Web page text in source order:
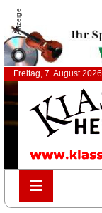
Anzeige
Freitag, 7. August 2026
≡
≡